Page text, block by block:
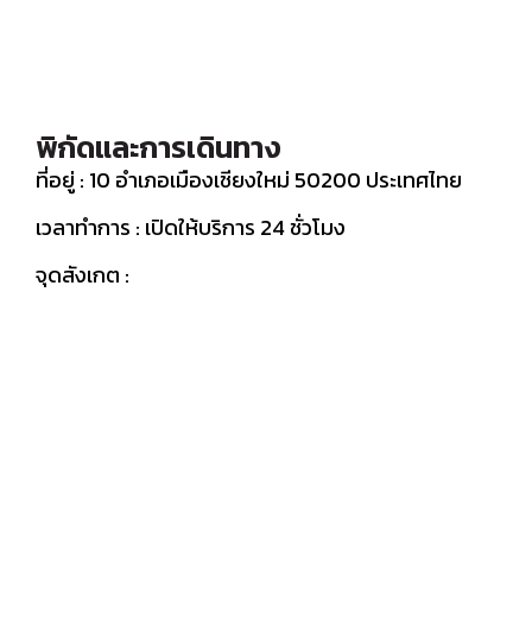
พิกัดและการเดินทาง
ที่อยู่ : 10 อำเภอเมืองเชียงใหม่ 50200 ประเทศไทย
เวลาทำการ : เปิดให้บริการ 24 ชั่วโมง
จุดสังเกต :